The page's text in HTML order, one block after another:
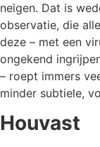
neigen. Dat is
observatie, die
deze – met een
ongekend
– roept immers
minder subtiele,
Houvast